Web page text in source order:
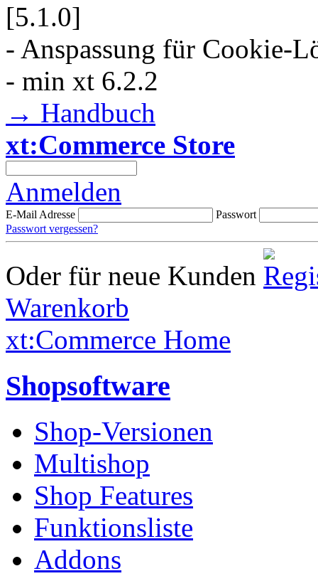
[5.1.0]
- Anspassung für Cookie-
- min xt 6.2.2
→ Handbuch
xt:Commerce Store
Anmelden
E-Mail Adresse
Passwort
Passwort vergessen?
Oder für neue Kunden
Warenkorb
xt:Commerce Home
Shopsoftware
Shop-Versionen
Multishop
Shop Features
Funktionsliste
Addons